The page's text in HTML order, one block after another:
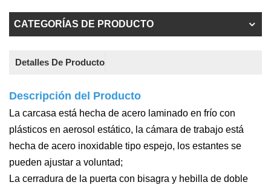
CATEGORÍAS DE PRODUCTO
Detalles De Producto
Descripción del Producto
La carcasa está hecha de acero laminado en frío con
plásticos en aerosol estático, la cámara de trabajo está
hecha de acero inoxidable tipo espejo, los estantes se
pueden ajustar a voluntad;
La cerradura de la puerta con bisagra y hebilla de doble